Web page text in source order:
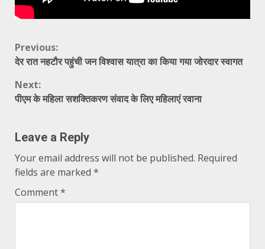
Continue
Reading
Previous:
देर रात नहटौर पहुंची जन विश्वास यात्रा का किया गया जोरदार स्वागत
Next:
पीएम के महिला सशक्तिकरण संवाद के लिए महिलाएं रवाना
Leave a Reply
Your email address will not be published. Required
fields are marked *
Comment*